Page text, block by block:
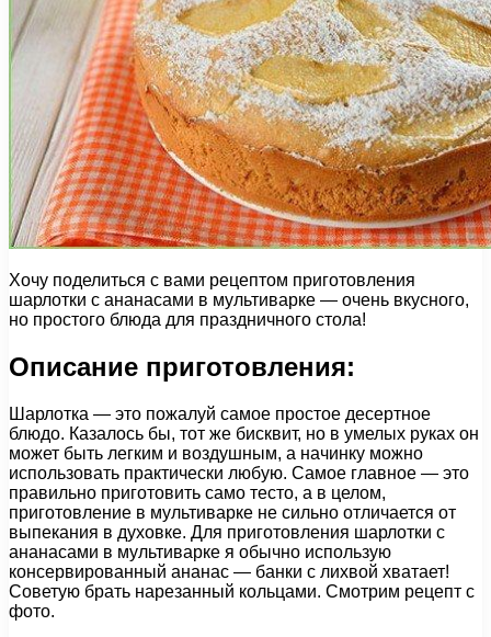
Хочу поделиться с вами рецептом приготовления
шарлотки с ананасами в мультиварке — очень вкусного,
но простого блюда для праздничного стола!
Описание приготовления:
Шарлотка — это пожалуй самое простое десертное
блюдо. Казалось бы, тот же бисквит, но в умелых руках он
может быть легким и воздушным, а начинку можно
использовать практически любую. Самое главное — это
правильно приготовить само тесто, а в целом,
приготовление в мультиварке не сильно отличается от
выпекания в духовке. Для приготовления шарлотки с
ананасами в мультиварке я обычно использую
консервированный ананас — банки с лихвой хватает!
Советую брать нарезанный кольцами. Смотрим рецепт с
фото.